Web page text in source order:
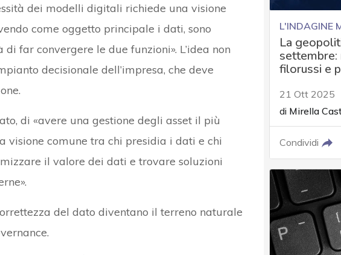
dei modelli digitali richiede una visione
come oggetto principale i dati, sono
far convergere le due funzioni». L’idea non
decisionale dell’impresa, che deve
di «avere una gestione degli asset il più
visione comune tra chi presidia i dati e chi
il valore dei dati e trovare soluzioni
del dato diventano il terreno naturale
L'INDAGINE
La
settembre:
filorussi e
21 Ott 2025
di Mirella
Condividi